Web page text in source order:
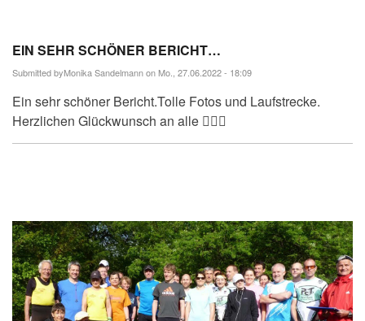
EIN SEHR SCHÖNER BERICHT…
Submitted byMonika Sandelmannon Mo., 27.06.2022 - 18:09
Ein sehr schöner Bericht.Tolle Fotos und Laufstrecke.
Herzlichen Glückwunsch an alle 🏃🏽‍♀️